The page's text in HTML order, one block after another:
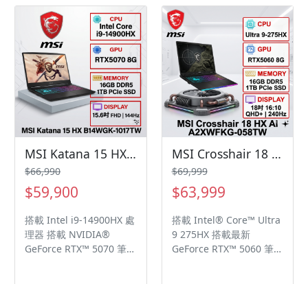
DLSS 4及 Max-Q 技術 16
吋QHD+ (2560x1600),
OLED, 240Hz更新率,
100% DCI-P3廣色域,
VESA DisplayHDR™ True
Black 1000, SGS護眼面板
纖薄設計 21.95mm, 極致
輕巧 2.6kg (*筆電最薄處
僅 21.95mm) 2 x 2W立體
喇叭 + 2 x 2W低音單體 IR
FHD紅外線視訊鏡頭，具
備Webcam 隱私遮罩設
計，內建HDR & 3D
Noise Reduction+
91.8Whr大容量電池 微星
AI智慧引擎針對使用情境
自動調整系統設定，實現
(2560x1600), IPS等級面
板, 240Hz更新率, 100%
DCI-P3廣色域, VESA
DisplayHDR™ True Black
1000, SGS護眼面板 纖薄
設計 21.95mm, 極致輕巧
2.45kg (*筆電最薄處僅
21.95mm) Dynaudio獨家
打造高音質四組揚聲器音
響系統 (2 x 2W 立體喇叭
+ 2 x 2W 低音單體) IR
FHD 紅外線視訊鏡頭，具
備 Webcam 隱私遮罩設
計，內建HDR & 3D
(3DNR+) 降噪技術
91.8Whr 大容量電池 微星
AI智慧引擎針對使用情境
MSI Katana 15 HX B14WGK-1017TW 微星炫彩戰鬥款電競筆電/i9-14900HX/RTX5070 8G/16GB DDR5/1TB PCIe/15.6吋 FHD 144Hz/W11/四區RGB背光電競鍵盤🎈送保護套/滑鼠墊/鍵盤膜🎈
$66,990
$59,900
搭載 Intel i9-14900HX 處
理器 搭載 NVIDIA®
GeForce RTX™ 5070 筆記
MSI Crosshair 18 HX AI A2XWFKG-058TW 微星超滿血高效電競筆電/Ultra 9-275HX/RTX5060 8G/16GB DDR5/1TB PCIe/18吋 16:10 QHD+ 240Hz/W11/RGB背光電競鍵盤
$69,999
$63,999
搭載 Intel® Core™ Ultra
9 275HX 搭載最新
GeForce RTX™ 5060 筆記